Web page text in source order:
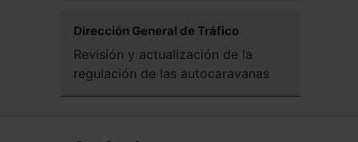
Dirección General de Tráfico
Revisión y actualización de la
regulación de las autocaravanas